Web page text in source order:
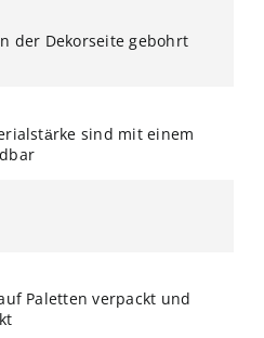
der Dekorseite gebohrt
sind mit einem
Paletten verpackt und